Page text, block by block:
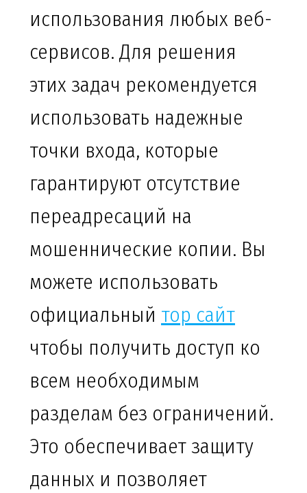
использования любых веб-
сервисов. Для решения
этих задач рекомендуется
использовать надежные
точки входа, которые
гарантируют отсутствие
переадресаций на
мошеннические копии. Вы
можете использовать
официальный тор сайт
чтобы получить доступ ко
всем необходимым
разделам без ограничений.
Это обеспечивает защиту
данных и позволяет